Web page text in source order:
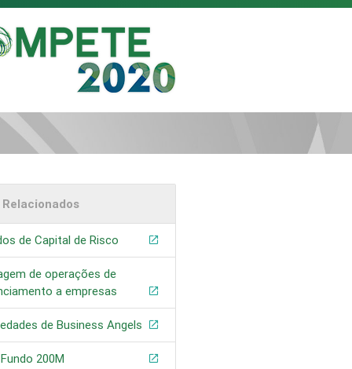
Relacionados
de Capital de Risco
de operações de
a empresas
de Business Angels
200M